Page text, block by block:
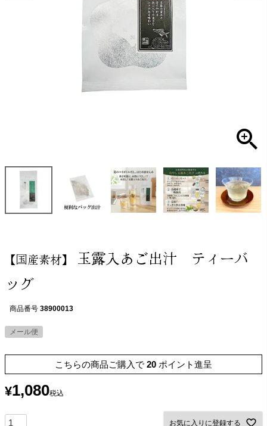
【国産素材】
玉露入あご出汁 ティーバ
ッグ
商品番号 38900013
メール便
こちらの商品ご購入で 20 ポイント進呈
¥1,080税込
お気に入りに登録する